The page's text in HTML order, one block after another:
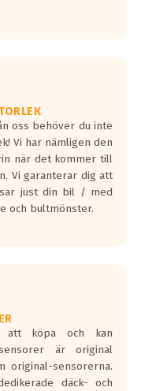
är
oss behöver du inte
Vi har nämligen den
när det kommer till
Vi garanterar dig att
just din bil / med
och bultmönster.
att köpa och kan
är original
original-sensorerna.
däck- och